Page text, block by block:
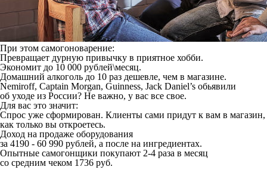
При этом самогоноварение:
Превращает дурную привычку в приятное хобби.
Экономит до 10 000 рублей\месяц.
Домашний алкоголь до 10 раз дешевле, чем в магазине.
Nemiroff, Captain Morgan, Guinness, Jack Daniel’s обьявили
об уходе из России? Не важно, у вас все свое.
Для вас это значит:
Спрос уже сформирован. Клиенты сами придут к вам в магазин,
как только вы откроетесь.
Доход на продаже оборудования
за 4190 - 60 990 рублей, а после на ингредиентах.
Опытные самогонщики покупают 2-4 раза в месяц
со средним чеком 1736 руб.